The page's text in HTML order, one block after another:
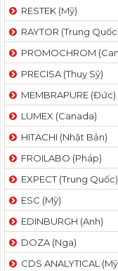
RESTEK (Mỹ)
RAYTOR (Trung
PROMOCHROM
PRECISA (Thuỵ Sỹ)
MEMBRAPURE (Đức)
LUMEX (Canada)
HITACHI (Nhật Bản)
FROILABO (Pháp)
EXPECT (Trung Quốc)
ESC (Mỹ)
EDINBURGH (Anh)
DOZA (Nga)
CDS ANALYTICAL